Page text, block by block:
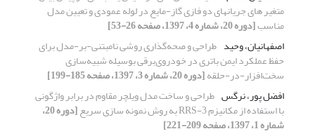
متغیر های جریانهای دو فازی گاز-مایع در لوله عمودی و تعیین مدل
مناسب[دوره 20، شماره 4، 1397، صفحه 26-53]
اصفهانیان، وحید طراحی و صحه‌گذاری روشی نامبتنی-بر-مدل برای
حفظ عملکرد ایمن باتری در خودروی‌برقی بوسیله شبیه‌سازی
سخت‌افزار-در-حلقه[دوره 20، شماره 3، 1397، صفحه 185-199]
افضل پور، نرگس طراحی و ساخت مدل ویلچر مقاوم در برابر واژگونی
با استفاده از مکانیزم 3-RRS به روش نمونه سازی سریع [دوره 20،
شماره 1، 1397، صفحه 209-221]